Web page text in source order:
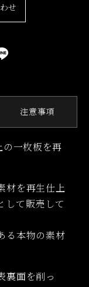
せ
注意事項
一枚板を再
材を再生仕上
して販売して
る本物の素材
裏面を削っ